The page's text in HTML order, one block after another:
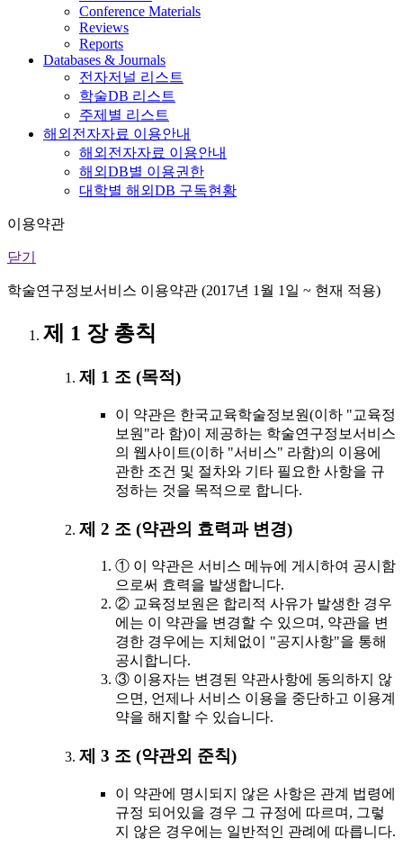
Conference Materials
Reviews
Reports
Databases & Journals
전자저널 리스트
학술DB 리스트
주제별 리스트
해외전자자료 이용안내
해외전자자료 이용안내
해외DB별 이용권한
대학별 해외DB 구독현황
이용약관
닫기
학술연구정보서비스 이용약관 (2017년 1월 1일 ~ 현재 적용)
제 1 장 총칙
제 1 조 (목적)
이 약관은 한국교육학술정보원(이하 "교육정
보원"라 함)이 제공하는 학술연구정보서비스
의 웹사이트(이하 "서비스" 라함)의 이용에
관한 조건 및 절차와 기타 필요한 사항을 규
정하는 것을 목적으로 합니다.
제 2 조 (약관의 효력과 변경)
① 이 약관은 서비스 메뉴에 게시하여 공시함
으로써 효력을 발생합니다.
② 교육정보원은 합리적 사유가 발생한 경우
에는 이 약관을 변경할 수 있으며, 약관을 변
경한 경우에는 지체없이 "공지사항"을 통해
공시합니다.
③ 이용자는 변경된 약관사항에 동의하지 않
으면, 언제나 서비스 이용을 중단하고 이용계
약을 해지할 수 있습니다.
제 3 조 (약관외 준칙)
이 약관에 명시되지 않은 사항은 관계 법령에
규정 되어있을 경우 그 규정에 따르며, 그렇
지 않은 경우에는 일반적인 관례에 따릅니다.